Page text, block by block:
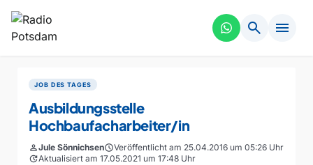
search menu
JOB DES TAGES
Ausbildungsstelle
Hochbaufacharbeiter/in
personJule SönnichsenscheduleVeröffentlicht am 25.04.2016 um 05:26 Uhr
updateAktualisiert am 17.05.2021 um 17:48 Uhr